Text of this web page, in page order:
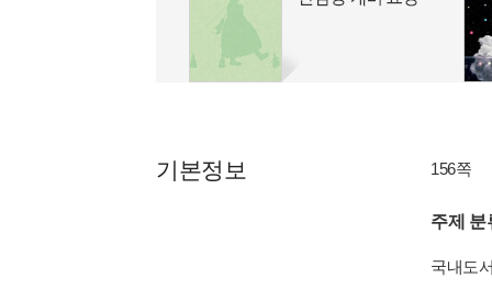
기본정보 156쪽
주제 분
국내도